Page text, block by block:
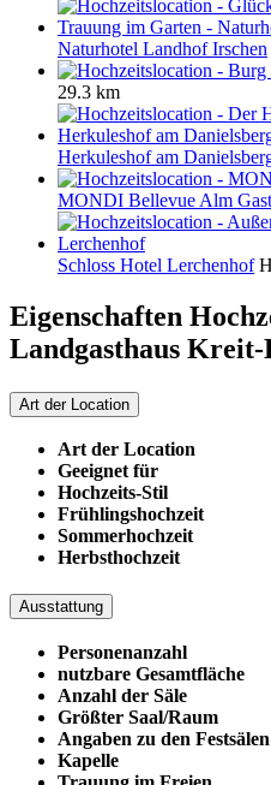
Naturhotel Landhof Irschen
29.3 km
Herkuleshof am
MONDI Bellevue Alm
Schloss Hotel Lerchenhof
Eigenschaften
Landgasthaus
Art der Location
Art der Location
Geeignet für
Hochzeits-Stil
Frühlingshochzeit
Sommerhochzeit
Herbsthochzeit
Ausstattung
Personenanzahl
nutzbare Gesamtfläche
Anzahl der Säle
Größter Saal/Raum
Angaben zu den Festsälen
Kapelle